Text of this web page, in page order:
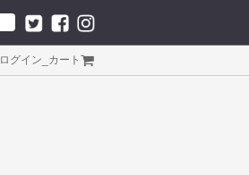
ログイン カート